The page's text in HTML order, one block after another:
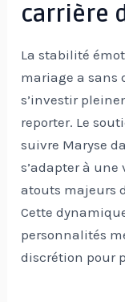
carrière
La stabilité
mariage a sans
s’investir
reporter. Le
suivre Maryse
s’adapter à
atouts majeurs
Cette
personnalités
discrétion pour